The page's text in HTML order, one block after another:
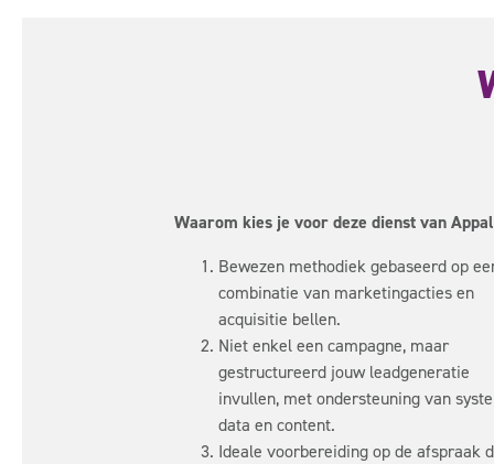
Waarom kies je voor deze dienst van
Bewezen methodiek gebaseerd op
combinatie van marketingacties en
acquisitie bellen.
Niet enkel een campagne, maar
gestructureerd jouw leadgeneratie
invullen, met ondersteuning van
data en content.
Ideale voorbereiding op de afspraak